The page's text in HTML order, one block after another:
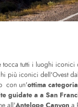
tocca tutti i luoghi iconici
più iconici dell'Ovest
con un'ottima
guidate a a San
Antelope Canyon